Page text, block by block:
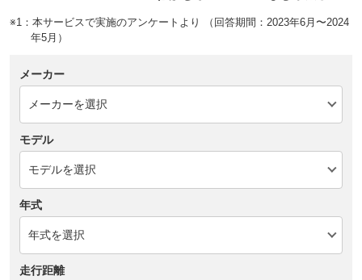
※1：本サービスで実施のアンケートより （回答期間：2023年6月〜2024
年5月）
メーカー
モデル
年式
走行距離